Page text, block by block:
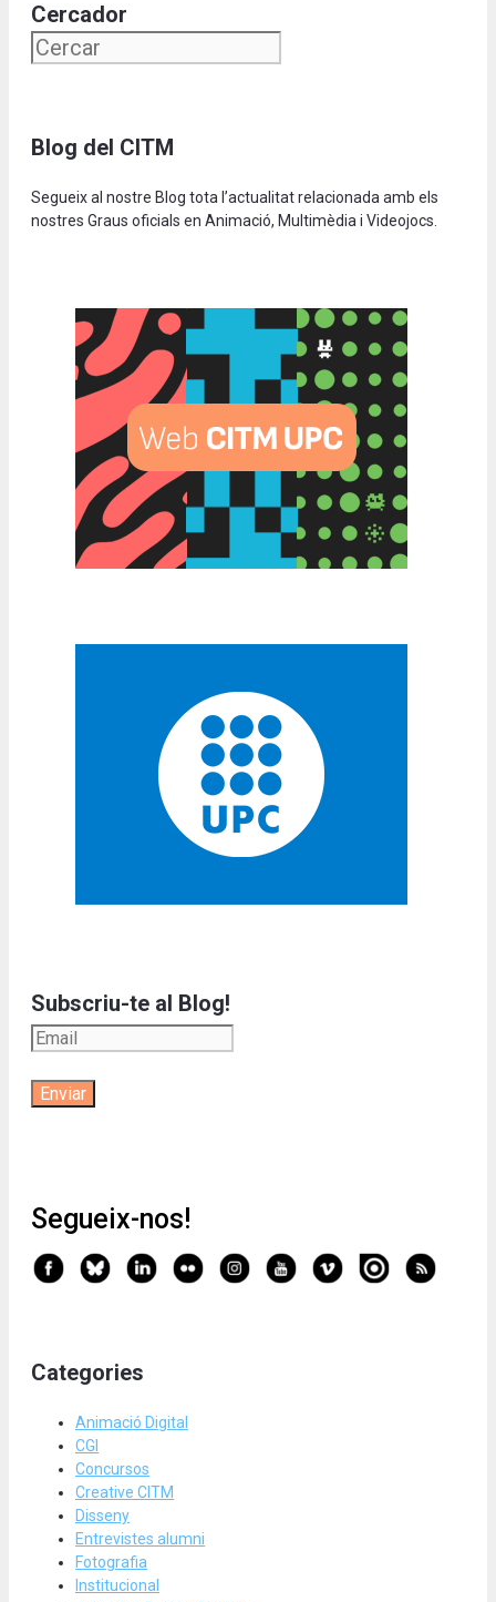
Cercador
Blog del CITM
Segueix al nostre Blog tota l’actualitat relacionada amb els
nostres Graus oficials en Animació, Multimèdia i Videojocs.
Subscriu-te al Blog!
Segueix-nos!
Categories
Animació Digital
CGI
Concursos
Creative CITM
Disseny
Entrevistes alumni
Fotografia
Institucional